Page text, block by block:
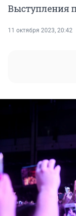
Выступления
11 октября 2023, 20:42